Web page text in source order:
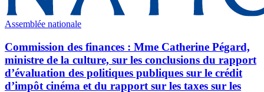
Assemblée nationale
Commission des finances : Mme Catherine Pégard,
ministre de la culture, sur les conclusions du rapport
d’évaluation des politiques publiques sur le crédit
d’impôt cinéma et du rapport sur les taxes sur les